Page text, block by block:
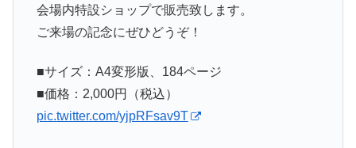
会場内特設ショップで販売致します。
ご来場の記念にぜひどうぞ！
■サイズ：A4変形版、184ページ
■価格：2,000円（税込）
pic.twitter.com/yjpRFsav9T